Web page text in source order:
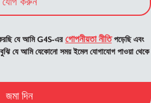
যে আমি G4S-এর গোপনীয়তা নীতিপড়েছি এবং
যে আমি যেকোনো সময় ইমেল যোগাযোগ পাওয়া থেকে
জমা দিন